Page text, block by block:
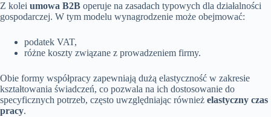
Z kolei umowa B2B operuje na zasadach typowych dla działalności
gospodarczej. W tym modelu wynagrodzenie może obejmować:
podatek VAT,
różne koszty związane z prowadzeniem firmy.
Obie formy współpracy zapewniają dużą elastyczność w zakresie
kształtowania świadczeń, co pozwala na ich dostosowanie do
specyficznych potrzeb, często uwzględniając również elastyczny czas
pracy.